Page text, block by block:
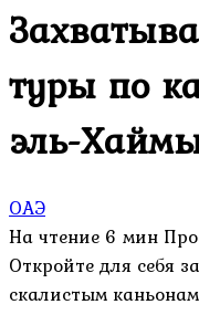
туры по
эль-
ОАЭ
На чтение 6 мин
Откройте для себя
скалистым